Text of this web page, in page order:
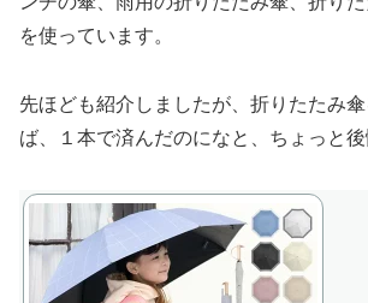
を使っています。
先ほども紹介しましたが、折りたたみ
ば、１本で済んだのになと、ちょっと後